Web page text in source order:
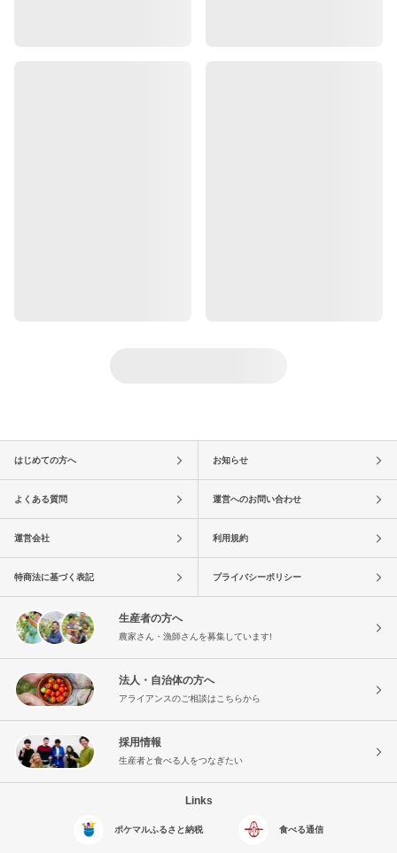
はじめての方へ お知らせ
よくある質問 運営へのお問い合わせ
運営会社 利用規約
特商法に基づく表記 プライバシーポリシー
生産者の方へ
農家さん・漁師さんを募集しています!
法人・自治体の方へ
アライアンスのご相談はこちらから
採用情報
生産者と食べる人をつなぎたい
Links
ポケマルふるさと納税 食べる通信